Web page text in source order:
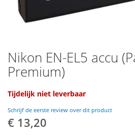
Ga
naar
het
van
afbeeldingen-
gallerij
Nikon EN-EL5 accu
Premium)
Tijdelijk niet leverbaar
Schrijf de eerste review over dit product
€ 13,20